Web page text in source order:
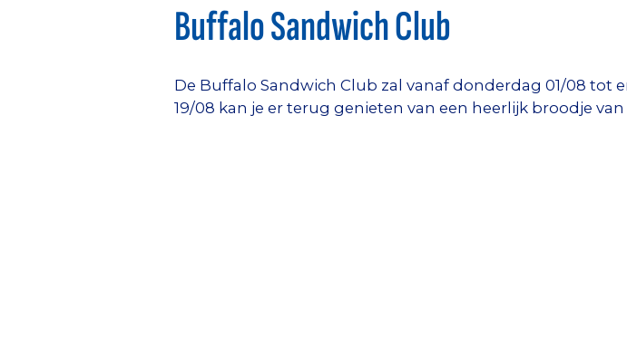
Buffalo Sandwich Club
De Buffalo Sandwich Club zal vanaf donderdag 01/08 tot
19/08 kan je er terug genieten van een heerlijk broodje van